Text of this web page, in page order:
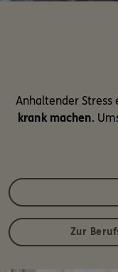
Anhaltender Stress
krank machen.
Zur